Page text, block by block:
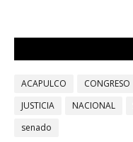
ACAPULCO CONGRESO
JUSTICIA
NACIONAL
senado